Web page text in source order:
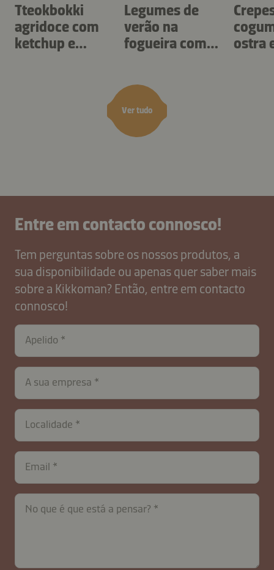
Ver tudo
Tteokbokki
agridoce com
ketchup e
Legumes de
verão na
fogueira com
ostra
Entre em contacto connosco!
Tem perguntas sobre os nossos produtos, a
sua disponibilidade ou apenas quer saber mais
sobre a Kikkoman? Então, entre em contacto
connosco!
Apelido
contactPT-
B2B-
26621-
WkEfoMU1JqCQpa
A sua empresa
Localidade
Email
No que é que está a pensar?